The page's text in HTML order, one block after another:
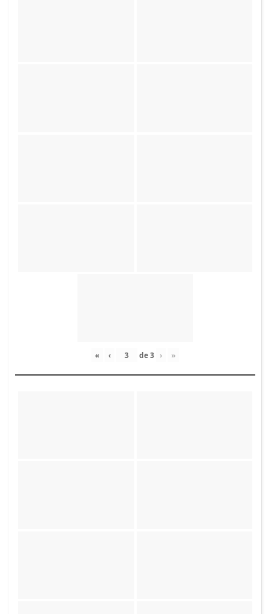
« ‹ de3 › »